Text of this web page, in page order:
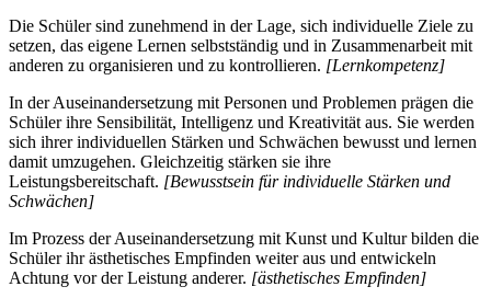
Die Schüler sind zunehmend in der Lage, sich individuelle Ziele zu
setzen, das eigene Lernen selbstständig und in Zusammenarbeit mit
anderen zu organisieren und zu kontrollieren. [Lernkompetenz]
In der Auseinandersetzung mit Personen und Problemen prägen die
Schüler ihre Sensibilität, Intelligenz und Kreativität aus. Sie werden
sich ihrer individuellen Stärken und Schwächen bewusst und lernen
damit umzugehen. Gleichzeitig stärken sie ihre
Leistungsbereitschaft. [Bewusstsein für individuelle Stärken und
Schwächen]
Im Prozess der Auseinandersetzung mit Kunst und Kultur bilden die
Schüler ihr ästhetisches Empfinden weiter aus und entwickeln
Achtung vor der Leistung anderer. [ästhetisches Empfinden]